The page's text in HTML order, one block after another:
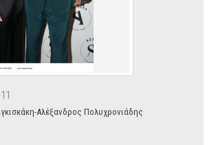
Αλέξανδρος Πολυχρονιάδης